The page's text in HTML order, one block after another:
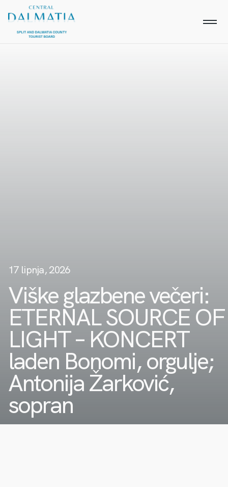
17 lipnja, 2026
Viške glazbene večeri:
ETERNAL SOURCE OF
LIGHT – KONCERT
laden Bonomi, orgulje;
Antonija Žarković,
sopran